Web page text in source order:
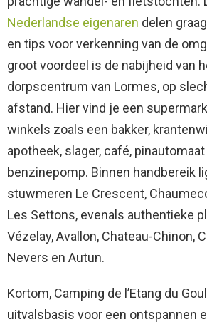
Nederlandse eigenaren delen
en tips voor verkenning van de
groot voordeel is de nabijheid van
dorpscentrum van Lormes, op
afstand. Hier vind je een
winkels zoals een bakker,
apotheek, slager, café,
benzinepomp. Binnen handbereik
stuwmeren Le Crescent,
Les Settons, evenals authentieke
Vézelay, Avallon, Chateau-Chinon,
Nevers en Autun.
Kortom, Camping de l’Etang du
uitvalsbasis voor een ontspannen